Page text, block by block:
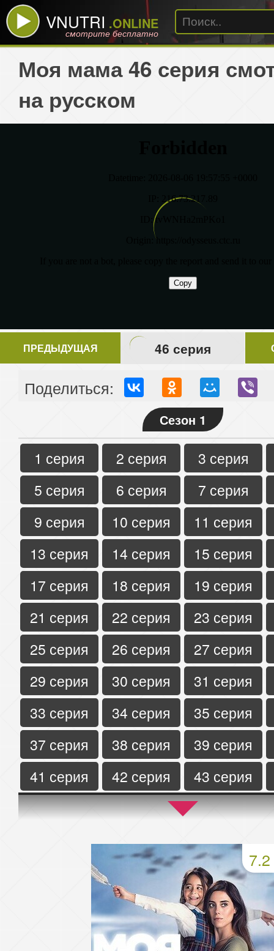
VNUTRI .ONLINE
смотрите бесплатно
Моя мама 46 серия
на русском
ПРЕДЫДУЩАЯ 46 серия
Поделиться:
Сезон 1
1 серия 2 серия
3 серия
5 серия
6 серия
7 серия
9 серия
10 серия
11 серия
13 серия
14 серия
15 серия
17 серия
18 серия
19 серия
21 серия
22 серия
23 серия
25 серия
26 серия
27 серия
29 серия
30 серия
31 серия
33 серия
34 серия
35 серия
37 серия
38 серия
39 серия
41 серия
42 серия
43 серия
45 серия
46 серия
47 серия
50 серия
51 серия
54 серия
55 серия
58 серия
59 серия
62 серия
63 серия
7.2